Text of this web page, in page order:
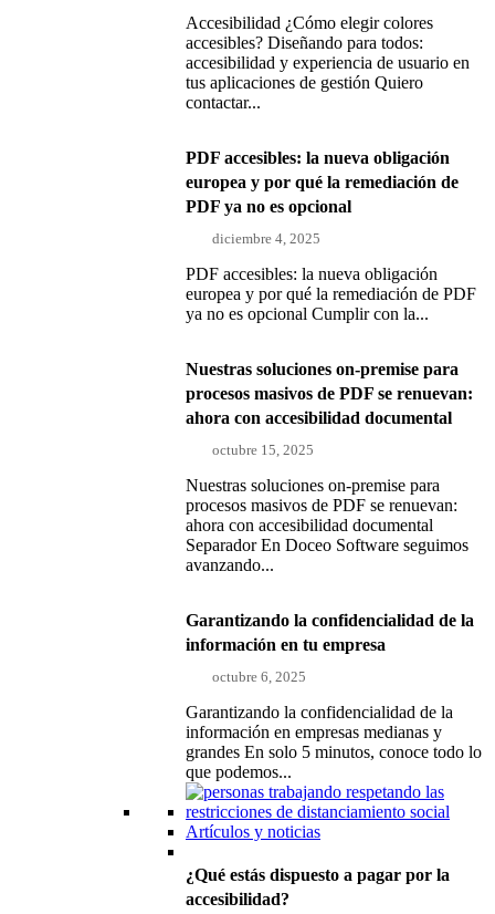
Accesibilidad ¿Cómo elegir colores
accesibles? Diseñando para todos:
accesibilidad y experiencia de usuario en
tus aplicaciones de gestión Quiero
contactar...
PDF accesibles: la nueva obligación
europea y por qué la remediación de
PDF ya no es opcional
diciembre 4, 2025
PDF accesibles: la nueva obligación
europea y por qué la remediación de PDF
ya no es opcional Cumplir con la...
Nuestras soluciones on-premise para
procesos masivos de PDF se renuevan:
ahora con accesibilidad documental
octubre 15, 2025
Nuestras soluciones on-premise para
procesos masivos de PDF se renuevan:
ahora con accesibilidad documental
Separador En Doceo Software seguimos
avanzando...
Garantizando la confidencialidad de la
información en tu empresa
octubre 6, 2025
Garantizando la confidencialidad de la
información en empresas medianas y
grandes En solo 5 minutos, conoce todo lo
que podemos...
Artículos y noticias
¿Qué estás dispuesto a pagar por la
accesibilidad?